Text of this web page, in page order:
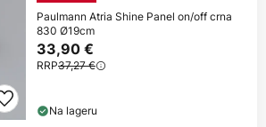
Paulmann Atria Shine Panel on/off crna
830 Ø19cm
33,90 €
RRP37,27 €
Na lageru